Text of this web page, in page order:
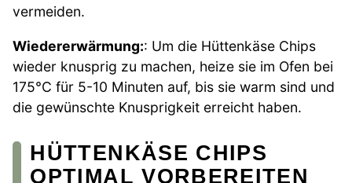
vermeiden.
Wiedererwärmung:: Um die Hüttenkäse Chips
wieder knusprig zu machen, heize sie im Ofen bei
175°C für 5-10 Minuten auf, bis sie warm sind und
die gewünschte Knusprigkeit erreicht haben.
HÜTTENKÄSE CHIPS
OPTIMAL VORBEREITEN